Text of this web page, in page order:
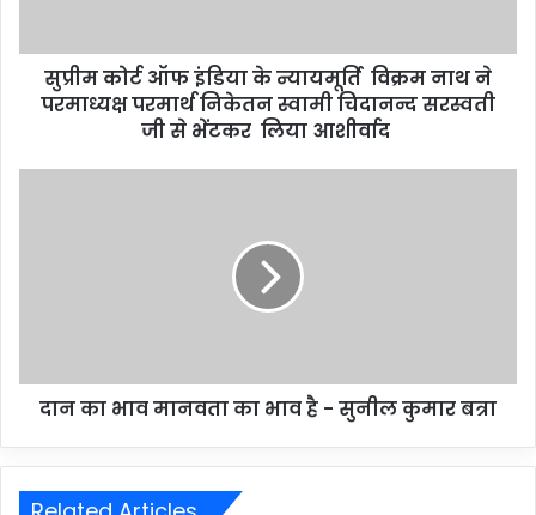
सुप्रीम कोर्ट ऑफ इंडिया के न्यायमूर्ति विक्रम नाथ ने
परमाध्यक्ष परमार्थ निकेतन स्वामी चिदानन्द सरस्वती
जी से भेंटकर लिया आशीर्वाद
दान का भाव मानवता का भाव है - सुनील कुमार बत्रा